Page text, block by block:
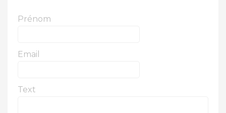
Prénom
Email
Text